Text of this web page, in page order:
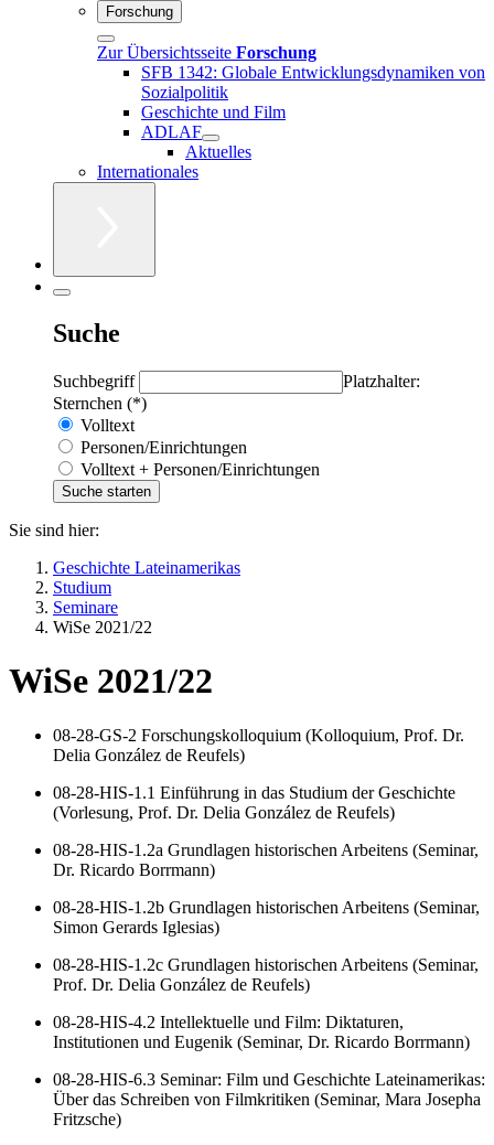
Forschung
Zur Übersichtsseite Forschung
SFB 1342: Globale Entwicklungsdynamiken von
Sozialpolitik
Geschichte und Film
ADLAF
Aktuelles
Internationales
Suche
Suchbegriff
Platzhalter:
Sternchen (*)
Volltext
Personen/Einrichtungen
Volltext + Personen/Einrichtungen
Sie sind hier:
Geschichte Lateinamerikas
Studium
Seminare
WiSe 2021/22
WiSe 2021/22
08-28-GS-2 Forschungskolloquium (Kolloquium, Prof. Dr.
Delia González de Reufels)
08-28-HIS-1.1 Einführung in das Studium der Geschichte
(Vorlesung, Prof. Dr. Delia González de Reufels)
08-28-HIS-1.2a Grundlagen historischen Arbeitens (Seminar,
Dr. Ricardo Borrmann)
08-28-HIS-1.2b Grundlagen historischen Arbeitens (Seminar,
Simon Gerards Iglesias)
08-28-HIS-1.2c Grundlagen historischen Arbeitens (Seminar,
Prof. Dr. Delia González de Reufels)
08-28-HIS-4.2 Intellektuelle und Film: Diktaturen,
Institutionen und Eugenik (Seminar, Dr. Ricardo Borrmann)
08-28-HIS-6.3 Seminar: Film und Geschichte Lateinamerikas:
Über das Schreiben von Filmkritiken (Seminar, Mara Josepha
Fritzsche)